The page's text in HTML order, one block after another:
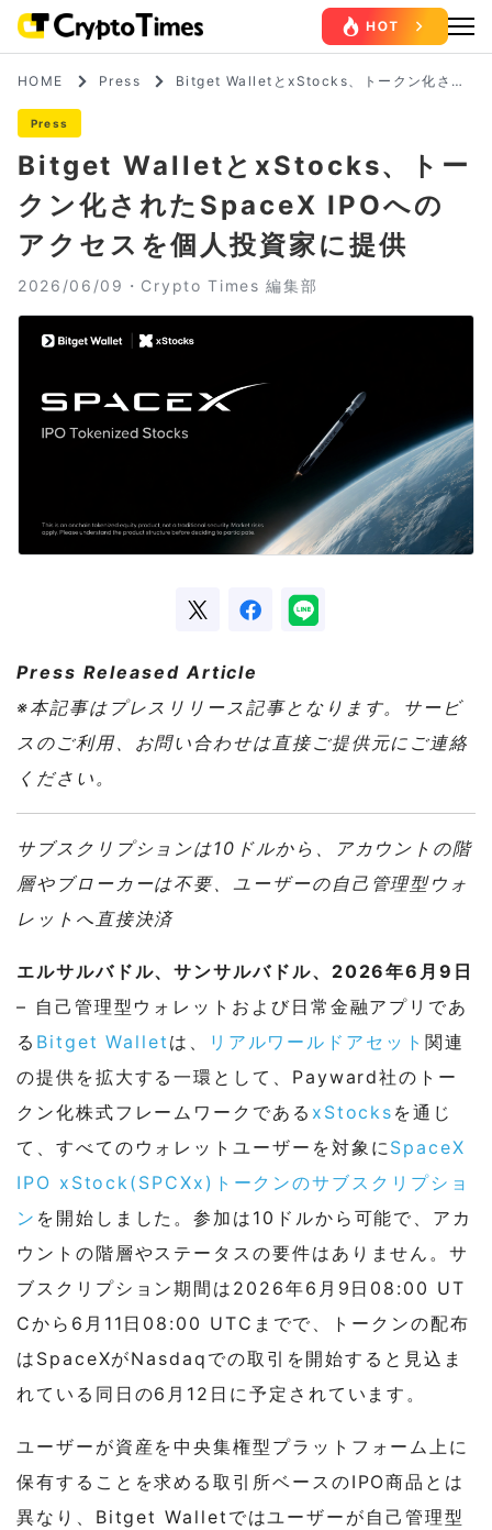
HOME Press
Bitget WalletとxStocks、トークン化され
Press
Bitget WalletとxStocks、トー
クン化されたSpaceX IPOへの
アクセスを個人投資家に提供
2026/06/09・ Crypto Times 編集部
Press Released Article
※本記事はプレスリリース記事となります。サービ
スのご利用、お問い合わせは直接ご提供元にご連絡
ください。
サブスクリプションは10ドルから、アカウントの階
層やブローカーは不要、ユーザーの自己管理型ウォ
レットへ直接決済
エルサルバドル、サンサルバドル、2026年6月9日
– 自己管理型ウォレットおよび日常金融アプリであ
る Bitget Wallet は、 リアルワールドアセット 関連
の提供を拡大する一環として、Payward社のトー
クン化株式フレームワークである xStocks を通じ
て、すべてのウォレットユーザーを対象にSpaceX
IPO xStock(SPCXx)トークンのサブスクリプショ
ン を開始しました。参加は10ドルから可能で、アカ
ウントの階層やステータスの要件はありません。サ
ブスクリプション期間は2026年6月9日08:00 UT
Cから6月11日08:00 UTCまでで、トークンの配布
はSpaceXがNasdaqでの取引を開始すると見込ま
れている同日の6月12日に予定されています。
ユーザーが資産を中央集権型プラットフォーム上に
保有することを求める取引所ベースのIPO商品とは
異なり、Bitget Walletではユーザーが自己管理型